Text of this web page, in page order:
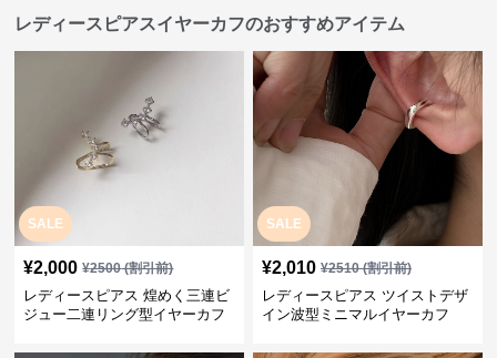
レディースピアスイヤーカフのおすすめアイテム
SALE
¥2,000 ¥2500(割引前)
レディースピアス 煌めく三連ビ
ジュー二連リング型イヤーカフ
SALE
¥2,010 ¥2510(割引前)
レディースピアス ツイストデザ
イン波型ミニマルイヤーカフ